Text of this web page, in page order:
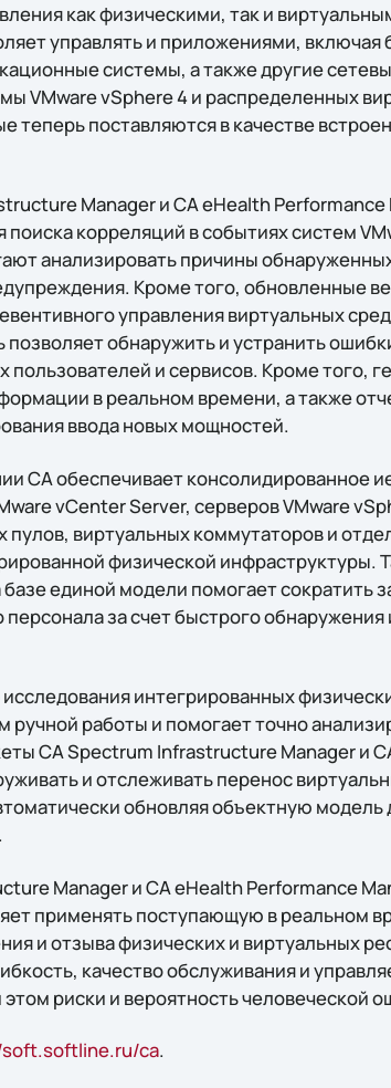
как физическими, так и
управлять и приложениями, включая
системы, а также другие
VMware vSphere 4 и распределенных
теперь поставляются в качестве
Manager и CA eHealth Performance
корреляций в событиях систем
анализировать причины
Кроме того, обновленные
управления виртуальных
обнаружить и устранить
пользователей и сервисов. Кроме того,
в реальном времени, а также
ввода новых мощностей.
CA обеспечивает консолидированное
vCenter Server, серверов VMware
виртуальных коммутаторов и
физической инфраструктуры.
единой модели помогает сократить
за счет быстрого обнаружения
интегрированных
работы и помогает точно
CA Spectrum Infrastructure Manager и
и отслеживать перенос
обновляя объектную модель
Manager и CA eHealth Performance
применять поступающую в реальном
и отзыва физических и виртуальных
качество обслуживания и
риски и вероятность человеческой
ca.